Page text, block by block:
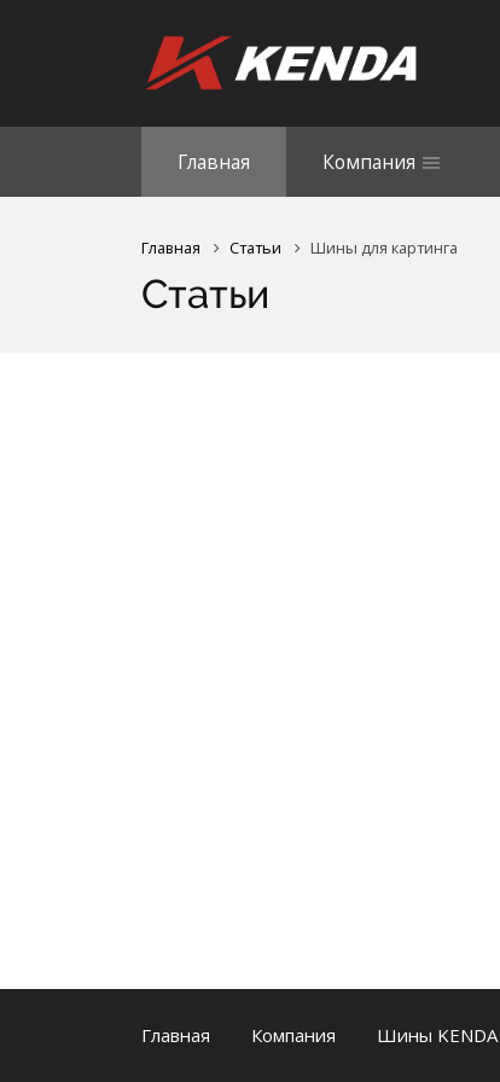
Главная Компания
Главная Статьи Шины для картинга
Статьи
Главная Компания Шины KENDA